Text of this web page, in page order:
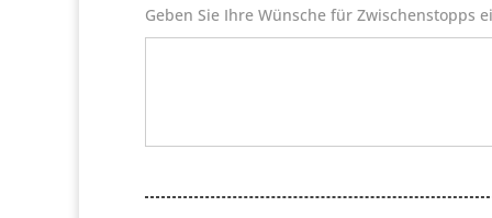
Geben Sie Ihre Wünsche für Zwischenstopps